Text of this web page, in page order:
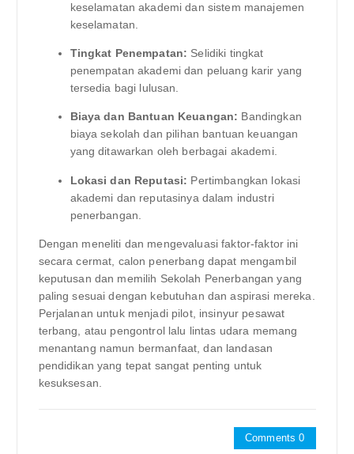
keselamatan akademi dan sistem manajemen
keselamatan.
Tingkat Penempatan: Selidiki tingkat
penempatan akademi dan peluang karir yang
tersedia bagi lulusan.
Biaya dan Bantuan Keuangan: Bandingkan
biaya sekolah dan pilihan bantuan keuangan
yang ditawarkan oleh berbagai akademi.
Lokasi dan Reputasi: Pertimbangkan lokasi
akademi dan reputasinya dalam industri
penerbangan.
Dengan meneliti dan mengevaluasi faktor-faktor ini
secara cermat, calon penerbang dapat mengambil
keputusan dan memilih Sekolah Penerbangan yang
paling sesuai dengan kebutuhan dan aspirasi mereka.
Perjalanan untuk menjadi pilot, insinyur pesawat
terbang, atau pengontrol lalu lintas udara memang
menantang namun bermanfaat, dan landasan
pendidikan yang tepat sangat penting untuk
kesuksesan.
Comments 0